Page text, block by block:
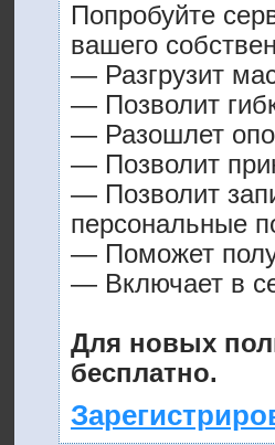
Попробуйте
вашего
— Разгрузит
— Позволит
— Разошлет
— Позволит
— Позволит
персональные
— Поможет
— Включает в
Для новых
бесплатно.